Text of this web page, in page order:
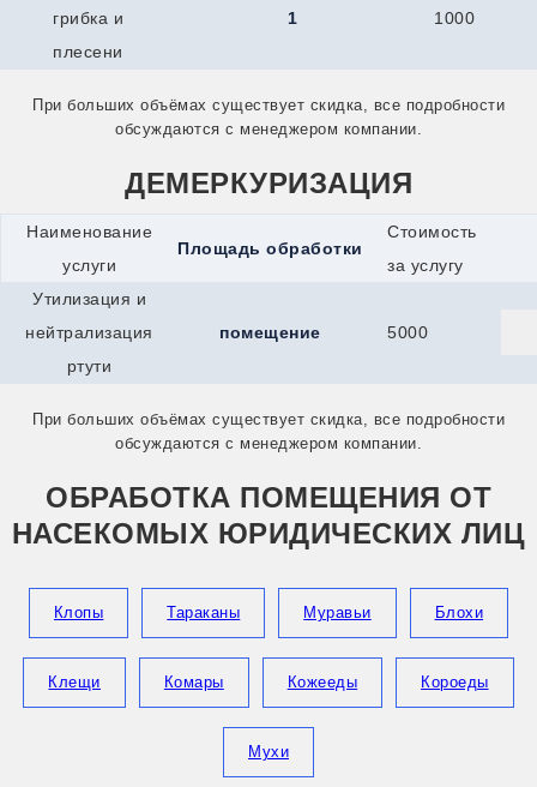
Реутов
Сергиев Посад
Серпухов
Славянск-на-Кубани
Солнечногорск
Старый Оскол
Стрежевой
Талица
Торжок
Торопец
Балей
Ахтубинск
Абакан
Балашов
Арсеньев
Балтийск
Анжеро-Судженск
Верея
Белоусово
Братск
Гай
грибка и
плесени
1 1000
При больших объёмах существует скидка, все подробности
обсуждаются с менеджером компании.
ДЕМЕРКУРИЗАЦИЯ
Наименование
услуги
Площадь обработки
Стоимость
за услугу
Утилизация и
нейтрализация
ртути
помещение 5000
При больших объёмах существует скидка, все подробности
обсуждаются с менеджером компании.
ОБРАБОТКА ПОМЕЩЕНИЯ ОТ
НАСЕКОМЫХ ЮРИДИЧЕСКИХ ЛИЦ
Клопы Тараканы Муравьи Блохи
Клещи Комары Кожееды Короеды
Мухи